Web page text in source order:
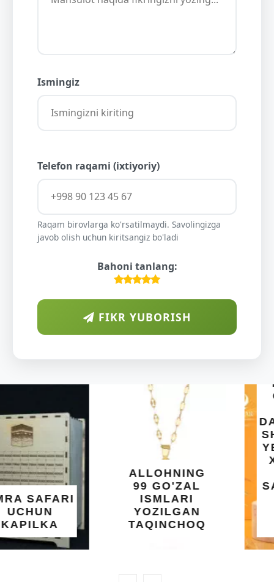
Ismingiz
Telefon raqami (ixtiyoriy)
Raqam birovlarga ko'rsatilmaydi. Savolingizga
javob olish uchun kiritsangiz bo'ladi
Bahoni tanlang:
FIKR YUBORISH
ALLOHNING
99 GO'ZAL
ISMLARI
YOZILGAN
TAQINCHOQ
DIYORIDA
O'SUVCHI
KUNDUR
DARAXTINING
SHIFOBAXSH
YELIMI: AQL,
UMUMIY
SALOMATLIK
UCHUN
BEBAHO
NE'MAT